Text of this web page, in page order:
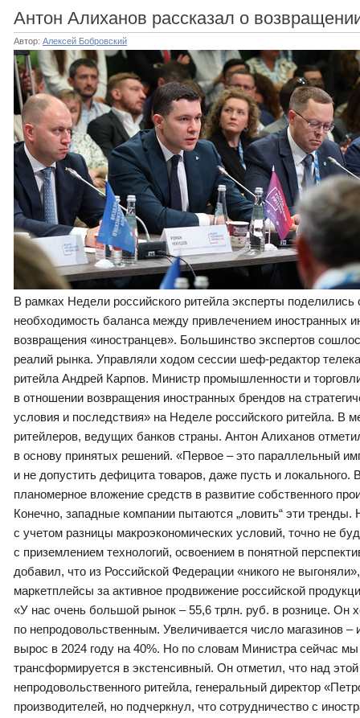
Антон Алиханов рассказал о
Автор: Алексей Бобровский
В рамках Недели российского ритейла эксперты
необходимость баланса между привлечением иностранных
возвращения «иностранцев». Большинство экспертов
реалий рынка. Управляли ходом сессии шеф-редактор
ритейла Андрей Карпов. Министр промышленности и
в отношении возвращения иностранных брендов на
условия и последствия» на Неделе российского ритейла. В
ритейлеров, ведущих банков страны. Антон Алиханов
в основу принятых решений. «Первое – это параллельный
и не допустить дефицита товаров, даже пусть и
планомерное вложение средств в развитие собственного
Конечно, западные компании пытаются „ловить“ эти
с учетом разницы макроэкономических условий, точно не
с приземлением технологий, освоением в понятной
добавил, что из Российской Федерации «никого не
маркетплейсы за активное продвижение российской
«У нас очень большой рынок – 55,6 трлн. руб. в рознице. Он
по непродовольственным. Увеличивается число магазинов
вырос в 2024 году на 40%. Но по словам Министра сейчас
трансформируется в экстенсивный. Он отметил, что над
непродовольственного ритейла, генеральный директор
производителей, но подчеркнул, что сотрудничество с